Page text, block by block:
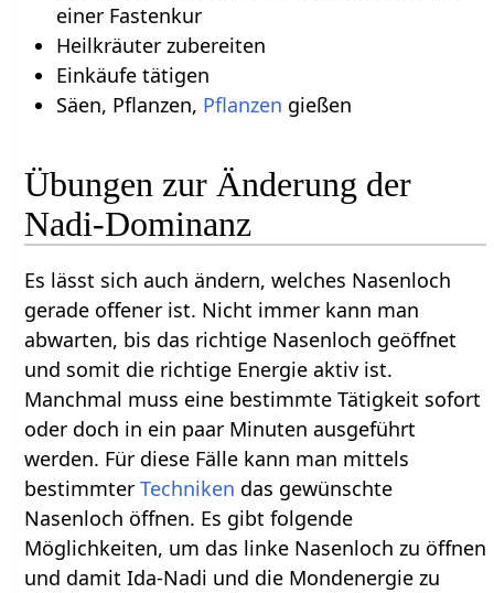
einer Fastenkur
Heilkräuter zubereiten
Einkäufe tätigen
Säen, Pflanzen, Pflanzen gießen
Übungen zur Änderung der
Nadi-Dominanz
Es lässt sich auch ändern, welches Nasenloch
gerade offener ist. Nicht immer kann man
abwarten, bis das richtige Nasenloch geöffnet
und somit die richtige Energie aktiv ist.
Manchmal muss eine bestimmte Tätigkeit sofort
oder doch in ein paar Minuten ausgeführt
werden. Für diese Fälle kann man mittels
bestimmterTechniken das gewünschte
Nasenloch öffnen. Es gibt folgende
Möglichkeiten, um das linke Nasenloch zu öffnen
und damit Ida-Nadi und die Mondenergie zu